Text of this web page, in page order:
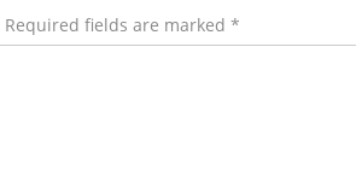
Required fields are marked *